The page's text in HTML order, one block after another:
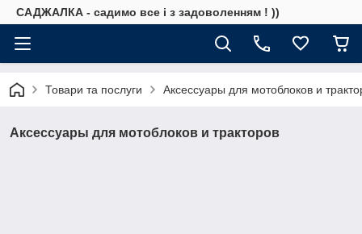
САДЖАЛКА - садимо все і з задоволенням ! ))
Товари та послуги Аксессуары для мотоблоков и
Аксессуары для мотоблоков и тракторов